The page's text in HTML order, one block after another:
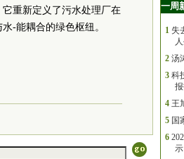
重新定义了污水处理厂在
-能耦合的绿色枢纽。
一周
1 失
2 汤
3 科
4 王
5 国
6
示